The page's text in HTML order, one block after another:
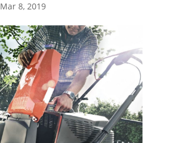
Mar 8, 2019